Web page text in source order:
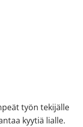
työn tekijälle
kyytiä lialle.